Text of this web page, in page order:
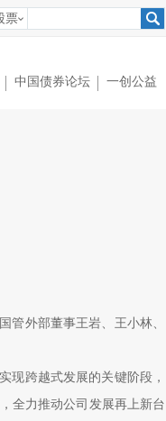
票
中国债券论坛 一创公益
管外部董事王岩、王小林、
现跨越式发展的关键阶段，
全力推动公司发展再上新台